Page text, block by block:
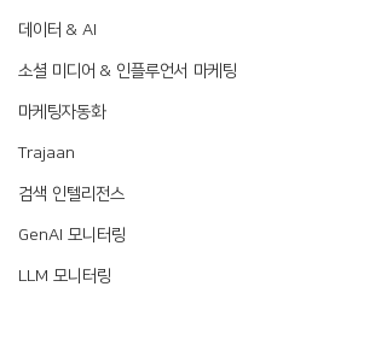
데이터 & AI
소셜 미디어 & 인플루언서 마케팅
마케팅자동화
Trajaan
검색 인텔리전스
GenAI 모니터링
LLM 모니터링